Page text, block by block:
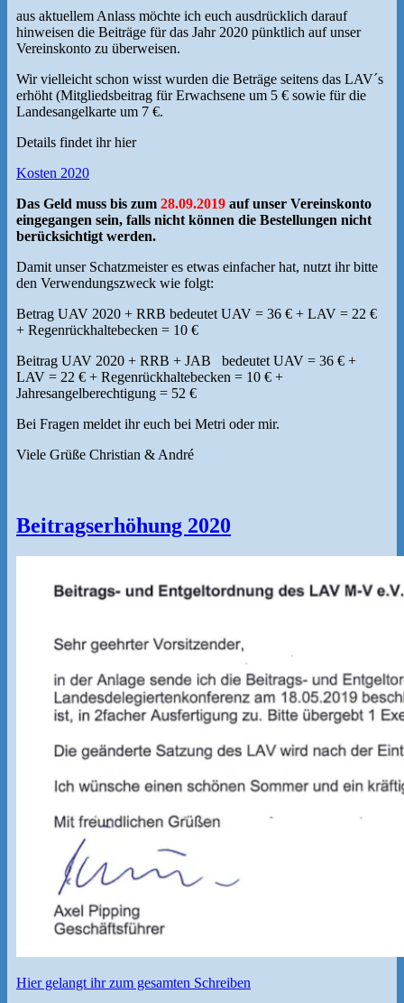
aus aktuellem Anlass möchte ich euch ausdrücklich darauf
hinweisen die Beiträge für das Jahr 2020 pünktlich auf unser
Vereinskonto zu überweisen.
Wir vielleicht schon wisst wurden die Beträge seitens das LAV´s
erhöht (Mitgliedsbeitrag für Erwachsene um 5 € sowie für die
Landesangelkarte um 7 €.
Details findet ihr hier
Kosten 2020
Das Geld muss bis zum 28.09.2019 auf unser Vereinskonto
eingegangen sein, falls nicht können die Bestellungen nicht
berücksichtigt werden.
Damit unser Schatzmeister es etwas einfacher hat, nutzt ihr bitte
den Verwendungszweck wie folgt:
Betrag UAV 2020 + RRB bedeutet UAV = 36 € + LAV = 22 €
+ Regenrückhaltebecken = 10 €
Beitrag UAV 2020 + RRB + JAB bedeutet UAV = 36 € +
LAV = 22 € + Regenrückhaltebecken = 10 € +
Jahresangelberechtigung = 52 €
Bei Fragen meldet ihr euch bei Metri oder mir.
Viele Grüße Christian & André
Beitragserhöhung 2020
Hier gelangt ihr zum gesamten Schreiben